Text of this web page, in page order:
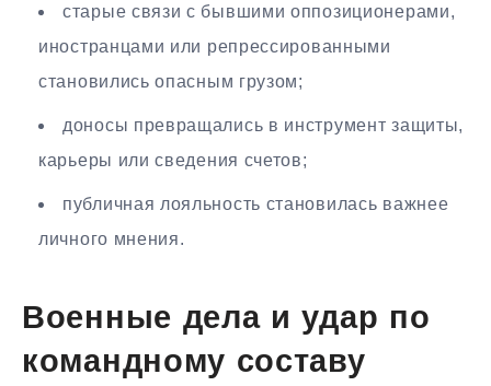
старые связи с бывшими оппозиционерами,
иностранцами или репрессированными
становились опасным грузом;
доносы превращались в инструмент защиты,
карьеры или сведения счетов;
публичная лояльность становилась важнее
личного мнения.
Военные дела и удар по
командному составу